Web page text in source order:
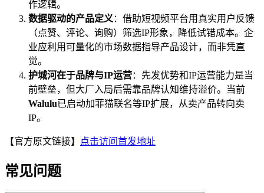
作逻辑。
数据驱动的产品定义 ：借助短视频平台用真实用户反馈
（点赞、评论、询购）筛选IP形象，降低试错成本。企
业应利用可量化的市场数据指导产品设计，而非凭直
觉。
护城河在于品牌与IP运营：先发优势和IP运营能力是当
前壁垒，但大厂入局后需靠品牌认知维持溢价。当前
Walulu已启动加菲猫联名等IP扩展，从卖产品转向卖
IP。
【官方原文链接】 点击访问首发地址
常见问题